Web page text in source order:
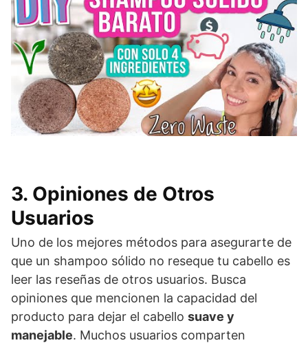
3. Opiniones de Otros
Usuarios
Uno de los mejores métodos para asegurarte de
que un shampoo sólido no reseque tu cabello es
leer las reseñas de otros usuarios. Busca
opiniones que mencionen la capacidad del
producto para dejar el cabello suave y
manejable. Muchos usuarios comparten